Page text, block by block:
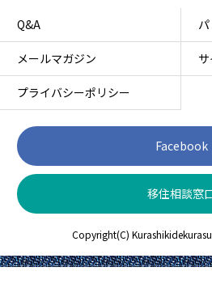
Q&A
メールマガジン
プライバシーポリシー
Facebook
移住相談窓
Copyright(C)